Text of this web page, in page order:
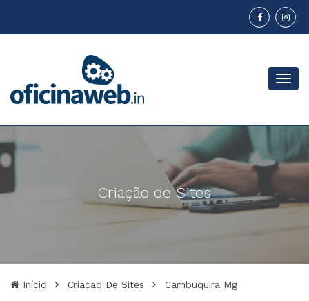
Menu
Criação de Sites
Início Criacao De Sites Cambuquira Mg